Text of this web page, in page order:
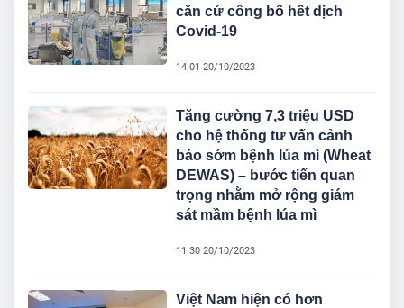
căn cứ công bố hết dịch
Covid-19
14:01 20/10/2023
Tăng cường 7,3 triệu USD
cho hệ thống tư vấn cảnh
báo sớm bệnh lúa mì (Wheat
DEWAS) – bước tiến quan
trọng nhằm mở rộng giám
sát mầm bệnh lúa mì
11:30 20/10/2023
Việt Nam hiện có hơn